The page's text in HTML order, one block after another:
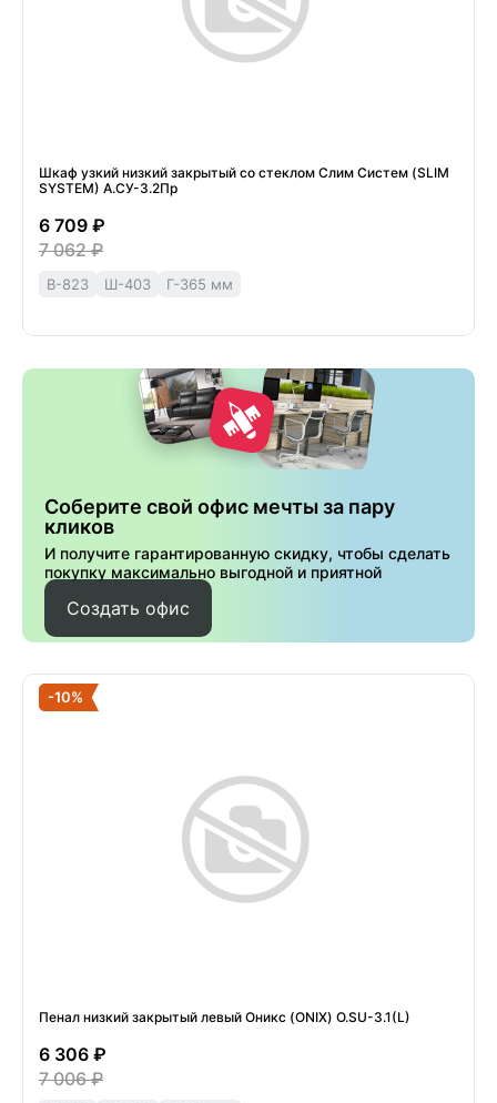
Шкаф узкий низкий закрытый со стеклом Слим Систем (SLIM
SYSTEM) А.СУ-3.2Пр
6 709 ₽
7 062 ₽
В-823 Ш-403 Г-365 мм
Соберите свой офис мечты за пару
кликов
И получите гарантированную скидку, чтобы сделать
покупку максимально выгодной и приятной
Создать офис
-10%
Пенал низкий закрытый левый Оникс (ONIX) O.SU-3.1(L)
6 306 ₽
7 006 ₽